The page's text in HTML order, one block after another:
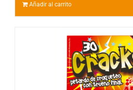
Añadir al carrito